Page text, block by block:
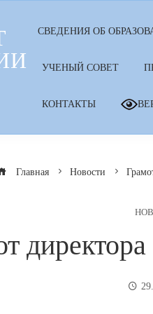
СВЕДЕНИЯ ОБ
УЧЕНЫЙ СОВЕТ
КОНТАКТЫ
Главная Новости